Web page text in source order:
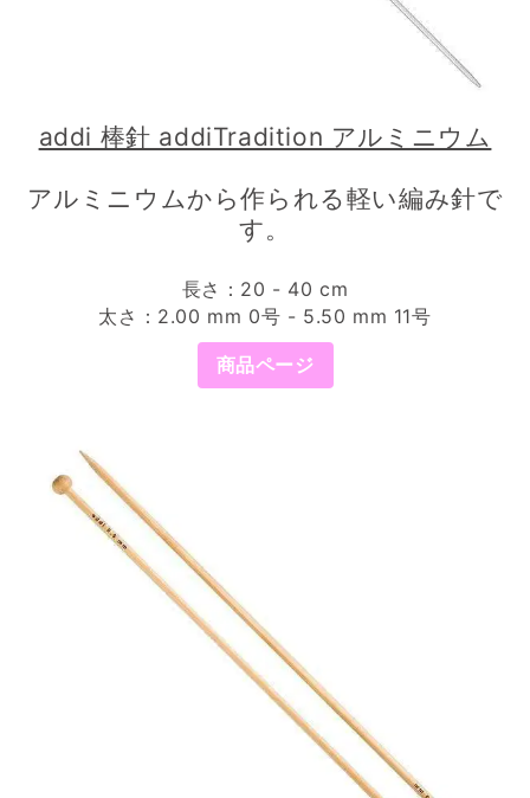
addi 棒針 addiTradition アルミニウム
アルミニウムから作られる軽い編み針で
す。
長さ：20 - 40 cm
太さ：2.00 mm 0号 - 5.50 mm 11号
商品ページ